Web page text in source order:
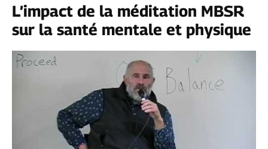
L’impact de la méditation MBSR
sur la santé mentale et physique